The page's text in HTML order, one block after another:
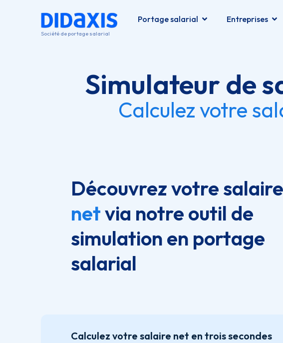
Société de portage salarial
Portage salarial Entreprises
Simulateur de
Calculez votre
Découvrez votre salaire
netvia notre outil de
simulation en portage
salarial
Calculez votre salaire net en trois secondes